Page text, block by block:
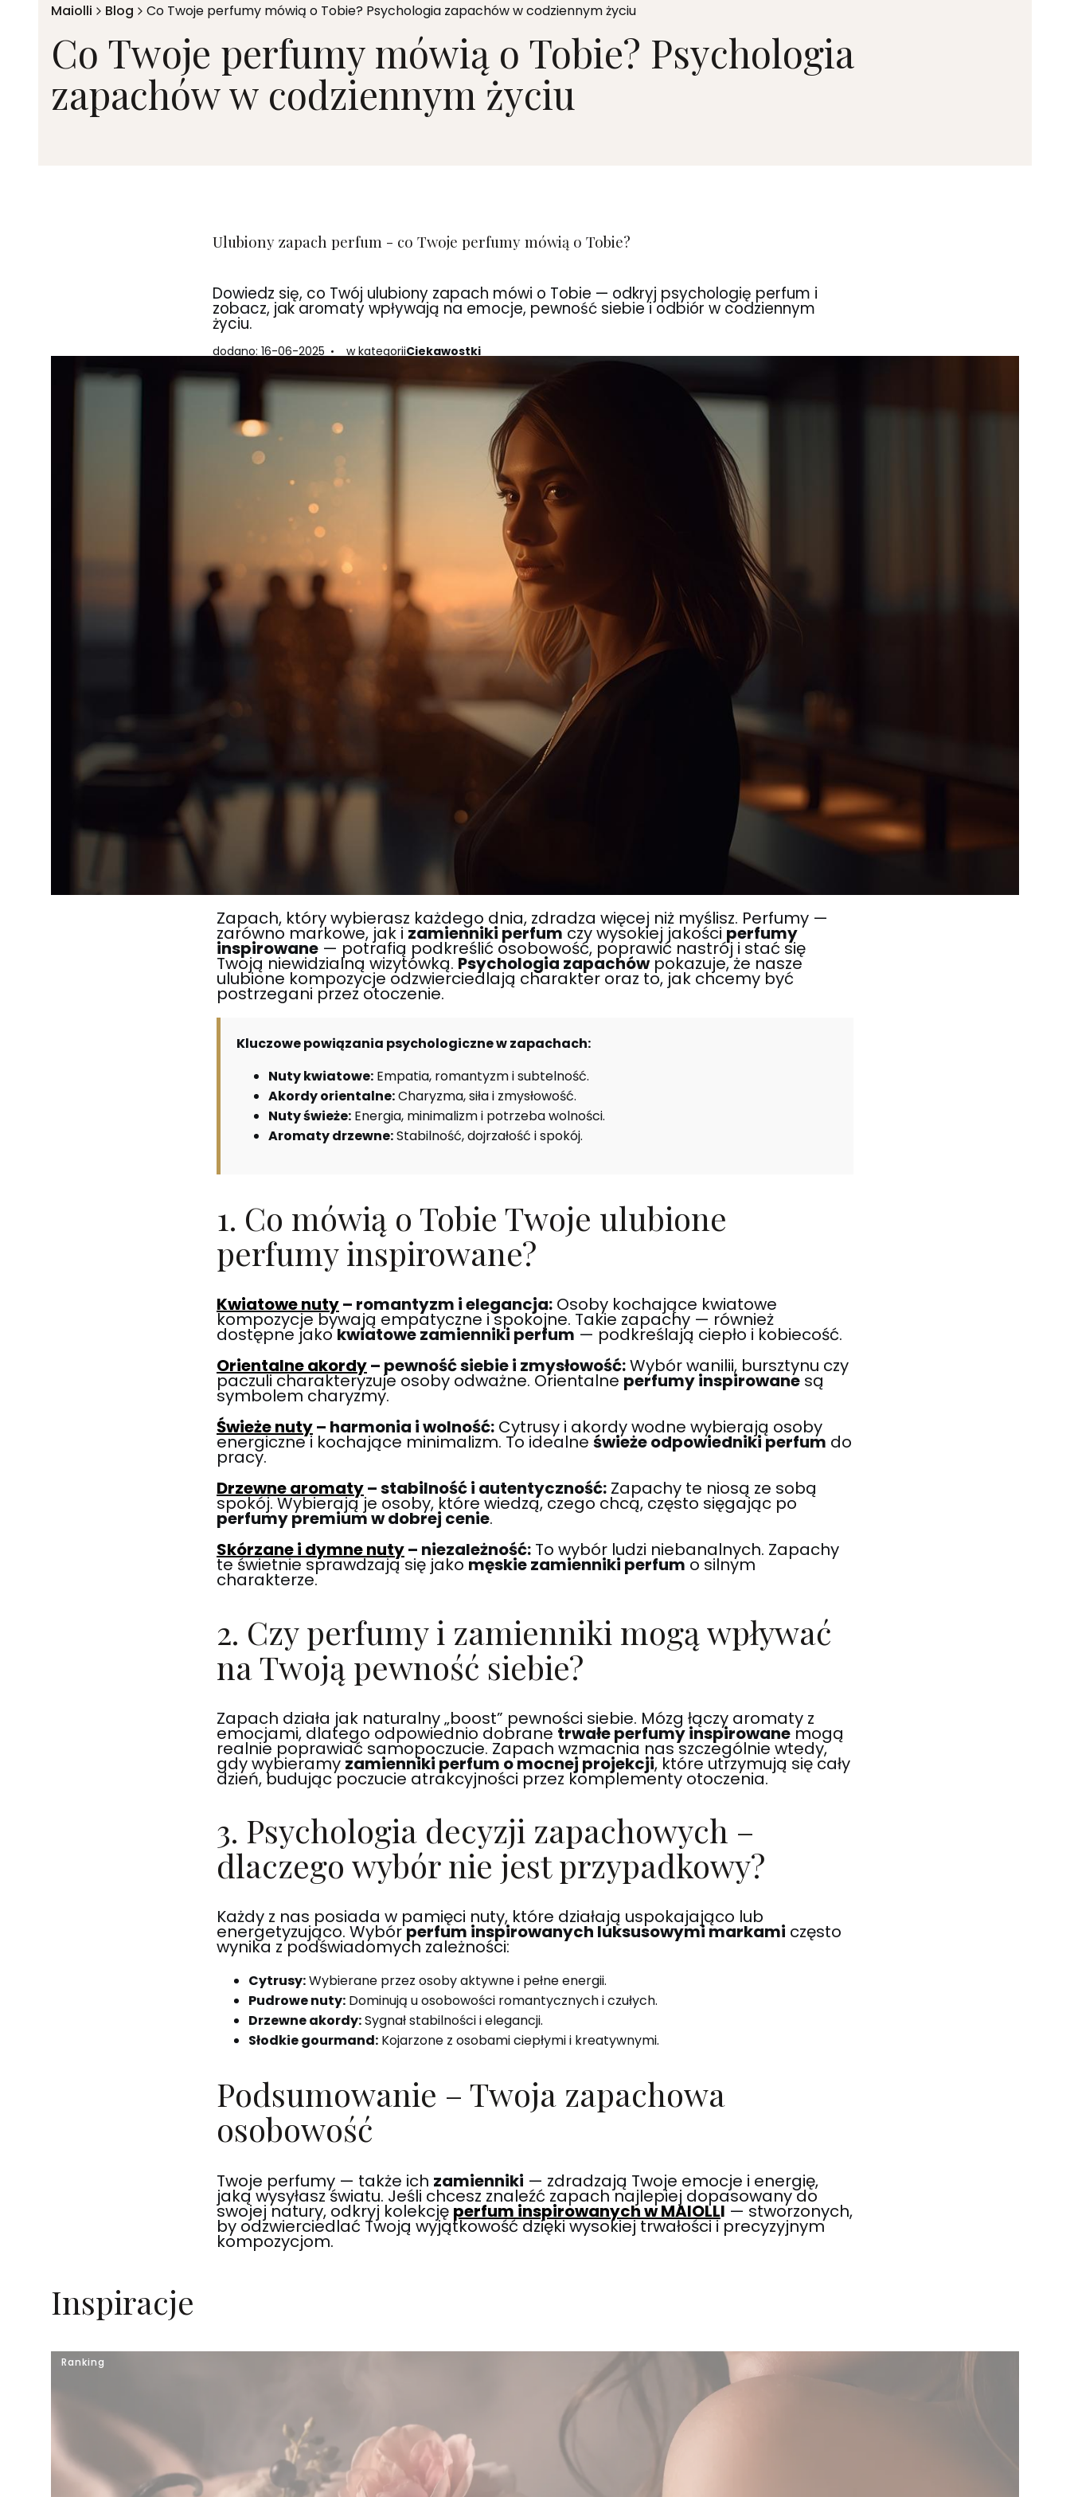
Maiolli Blog Co Twoje perfumy mówią o Tobie? Psychologia zapachów w codziennym życiu
Co Twoje perfumy mówią o Tobie? Psychologia
zapachów w codziennym życiu
Ulubiony zapach perfum - co Twoje perfumy mówią o Tobie?
Dowiedz się, co Twój ulubiony zapach mówi o Tobie — odkryj psychologię perfum i
zobacz, jak aromaty wpływają na emocje, pewność siebie i odbiór w codziennym
życiu.
dodano: 16-06-2025 w kategoriiCiekawostki
Zapach, który wybierasz każdego dnia, zdradza więcej niż myślisz. Perfumy —
zarówno markowe, jak i zamienniki perfum czy wysokiej jakości perfumy
inspirowane — potrafią podkreślić osobowość, poprawić nastrój i stać się
Twoją niewidzialną wizytówką. Psychologia zapachówpokazuje, że nasze
ulubione kompozycje odzwierciedlają charakter oraz to, jak chcemy być
postrzegani przez otoczenie.
Kluczowe powiązania psychologiczne w zapachach:
Nuty kwiatowe: Empatia, romantyzm i subtelność.
Akordy orientalne:Charyzma, siła i zmysłowość.
Nuty świeże: Energia, minimalizm i potrzeba wolności.
Aromaty drzewne:Stabilność, dojrzałość i spokój.
1. Co mówią o Tobie Twoje ulubione
perfumy inspirowane?
Kwiatowe nuty– romantyzm i elegancja: Osoby kochające kwiatowe
kompozycje bywają empatyczne i spokojne. Takie zapachy — również
dostępne jakokwiatowe zamienniki perfum — podkreślają ciepło i kobiecość.
Orientalne akordy– pewność siebie i zmysłowość:Wybór wanilii, bursztynu czy
paczuli charakteryzuje osoby odważne. Orientalne perfumy inspirowane są
symbolem charyzmy.
Świeże nuty– harmonia i wolność: Cytrusy i akordy wodne wybierają osoby
energiczne i kochające minimalizm. To idealne świeże odpowiedniki perfum do
pracy.
Drzewne aromaty– stabilność i autentyczność: Zapachy te niosą ze sobą
spokój. Wybierają je osoby, które wiedzą, czego chcą, często sięgając po
perfumy premium w dobrej cenie.
Skórzane i dymne nuty– niezależność: To wybór ludzi niebanalnych. Zapachy
te świetnie sprawdzają się jako męskie zamienniki perfum o silnym
charakterze.
2. Czy perfumy i zamienniki mogą wpływać
na Twoją pewność siebie?
Zapach działa jak naturalny „boost” pewności siebie. Mózg łączy aromaty z
emocjami, dlatego odpowiednio dobrane trwałe perfumy inspirowane mogą
realnie poprawiać samopoczucie. Zapach wzmacnia nas szczególnie wtedy,
gdy wybieramy zamienniki perfum o mocnej projekcji, które utrzymują się cały
dzień, budując poczucie atrakcyjności przez komplementy otoczenia.
3. Psychologia decyzji zapachowych –
dlaczego wybór nie jest przypadkowy?
Każdy z nas posiada w pamięci nuty, które działają uspokajająco lub
energetyzująco. Wybórperfum inspirowanych luksusowymi markami często
wynika z podświadomych zależności:
Cytrusy:Wybierane przez osoby aktywne i pełne energii.
Pudrowe nuty: Dominują u osobowości romantycznych i czułych.
Drzewne akordy:Sygnał stabilności i elegancji.
Słodkie gourmand: Kojarzone z osobami ciepłymi i kreatywnymi.
Podsumowanie – Twoja zapachowa
osobowość
Twoje perfumy — także ich zamienniki — zdradzają Twoje emocje i energię,
jaką wysyłasz światu. Jeśli chcesz znaleźć zapach najlepiej dopasowany do
swojej natury, odkryj kolekcję perfum inspirowanych w MAIOLLI — stworzonych,
by odzwierciedlać Twoją wyjątkowość dzięki wysokiej trwałości i precyzyjnym
kompozycjom.
Inspiracje
Ranking